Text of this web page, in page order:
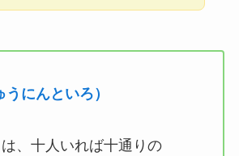
にんといろ）
は、十人いれば十通りの